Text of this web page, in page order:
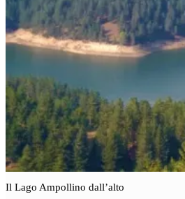
Il Lago Ampollino dall’alto